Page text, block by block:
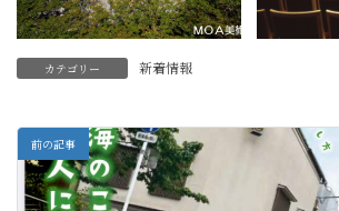
カテゴリー 新着情報
前の記事